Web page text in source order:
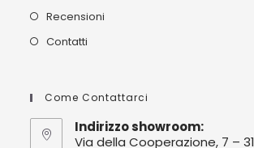
Recensioni
Contatti
Come Contattarci
Indirizzo showroom:
Via della Cooperazione, 7 –